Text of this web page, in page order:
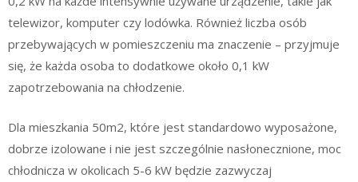
telewizor, komputer czy lodówka. Również liczba osób
przebywających w pomieszczeniu ma znaczenie – przyjmuje
się, że każda osoba to dodatkowe około 0,1 kW
zapotrzebowania na chłodzenie.
Dla mieszkania 50m2, które jest standardowo wyposażone,
dobrze izolowane i nie jest szczególnie nasłonecznione, moc
chłodnicza w okolicach 5-6 kW będzie zazwyczaj